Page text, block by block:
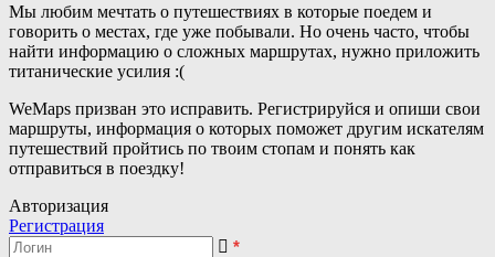
Мы любим мечтать о путешествиях в которые поедем и
говорить о местах, где уже побывали. Но очень часто, чтобы
найти информацию о сложных маршрутах, нужно приложить
титанические усилия :(
WeMaps призван это исправить. Регистрируйся и опиши свои
маршруты, информация о которых поможет другим искателям
путешествий пройтись по твоим стопам и понять как
отправиться в поездку!
Авторизация
Регистрация
*